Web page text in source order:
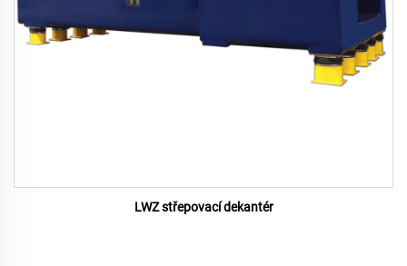
LWZ střepovací dekantér